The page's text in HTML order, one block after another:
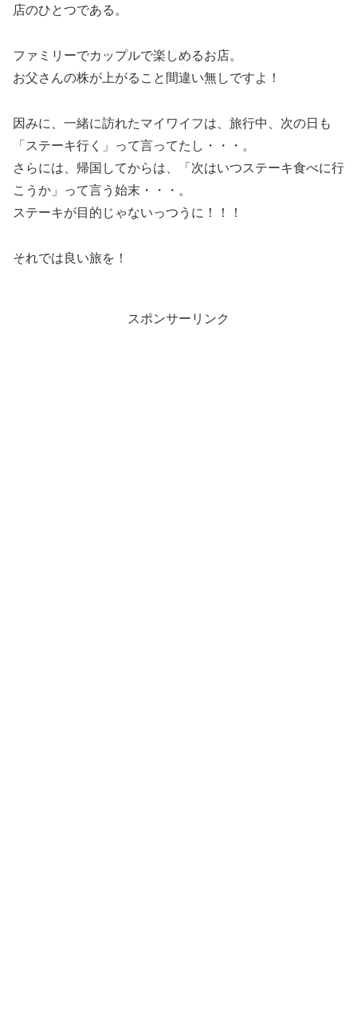
店のひとつである。
ファミリーでカップルで楽しめるお店。
お父さんの株が上がること間違い無しですよ！
因みに、一緒に訪れたマイワイフは、旅行中、次の日も
「ステーキ行く」って言ってたし・・・。
さらには、帰国してからは、「次はいつステーキ食べに行
こうか」って言う始末・・・。
ステーキが目的じゃないっつうに！！！
それでは良い旅を！
スポンサーリンク